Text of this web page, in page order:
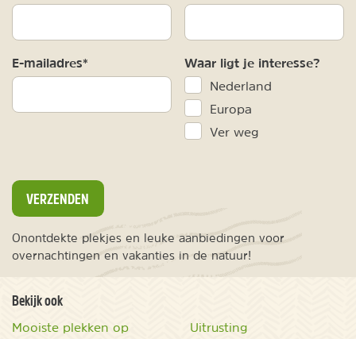
E-mailadres* Waar ligt je interesse?
Nederland
Europa
Ver weg
VERZENDEN
Onontdekte plekjes en leuke aanbiedingen voor
overnachtingen en vakanties in de natuur!
Bekijk ook
Mooiste plekken op
Uitrusting